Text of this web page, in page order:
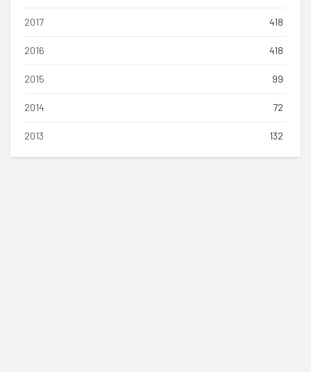
2017 418
2016 418
2015 99
2014 72
2013 132